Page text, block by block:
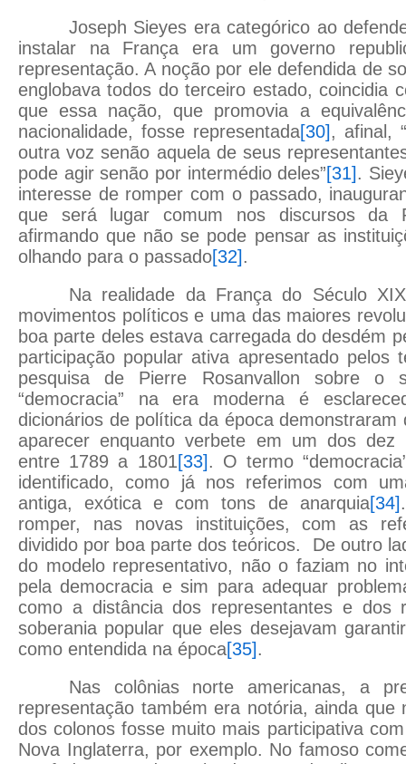
Joseph Sieyes era categórico ao
instalar na França era um governo
representação. A noção por ele defendida de
englobava todos do terceiro estado, coincidia
que essa nação, que promovia a
nacionalidade, fosse representada[30] , afinal,
outra voz senão aquela de seus
pode agir senão por intermédio deles”[31].
interesse de romper com o passado,
que será lugar comum nos discursos da
afirmando que não se pode pensar as
olhando para o passado[32].
Na realidade da França do Século
movimentos políticos e uma das maiores
boa parte deles estava carregada do desdém
participação popular ativa apresentado pelos
pesquisa de Pierre Rosanvallon sobre o
“democracia” na era moderna é
dicionários de política da época
aparecer enquanto verbete em um dos dez
entre 1789 a 1801[33]. O termo
identificado, como já nos referimos com
antiga, exótica e com tons de anarquia[34]
romper, nas novas instituições, com as
dividido por boa parte dos teóricos. De outro
do modelo representativo, não o faziam no
pela democracia e sim para adequar
como a distância dos representantes e dos
soberania popular que eles desejavam
como entendida na época[35].
Nas colônias norte americanas, a
representação também era notória, ainda que
dos colonos fosse muito mais participativa
Nova Inglaterra, por exemplo. No famoso